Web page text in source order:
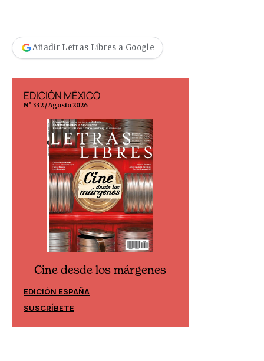
Añadir Letras Libres a Google
EDICIÓN MÉXICO
N° 332 / Agosto 2026
Cine desde los márgenes
EDICIÓN ESPAÑA
SUSCRÍBETE